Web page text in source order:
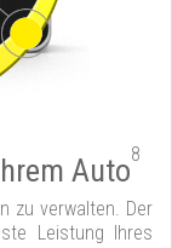
Auto8
zu verwalten. Der
Leistung Ihres